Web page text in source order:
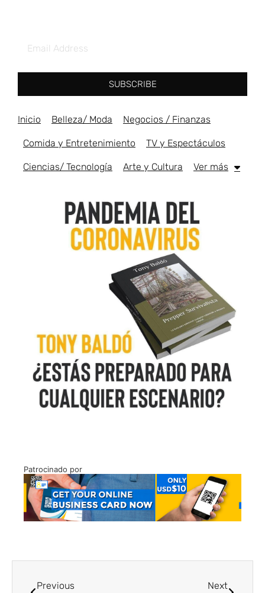
SUBSCRIBE
Inicio Belleza/ Moda Negocios / Finanzas
Comida y Entretenimiento TV y Espectáculos
Ciencias/ Tecnología Arte y Cultura Ver más
Patrocinado por
Previous Next